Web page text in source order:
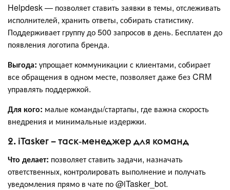
Helpdesk — позволяет ставить заявки в темы, отслеживать
исполнителей, хранить ответы, собирать статистику.
Поддерживает группу до 500 запросов в день. Бесплатен до
появления логотипа бренда.
Выгода: упрощает коммуникации с клиентами, собирает
все обращения в одном месте, позволяет даже без CRM
управлять поддержкой.
Для кого: малые команды/стартапы, где важна скорость
внедрения и минимальные издержки.
2. iTasker – таск‑менеджер для команд
Что делает: позволяет ставить задачи, назначать
ответственных, контролировать выполнение и получать
уведомления прямо в чате по @iTasker_bot.